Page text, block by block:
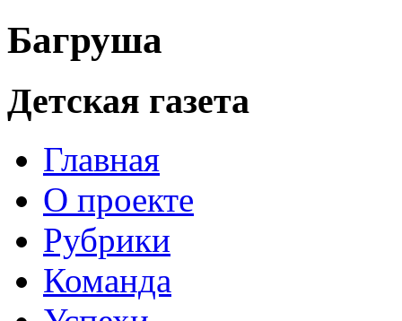
Багруша
Детская газета
Главная
О проекте
Рубрики
Команда